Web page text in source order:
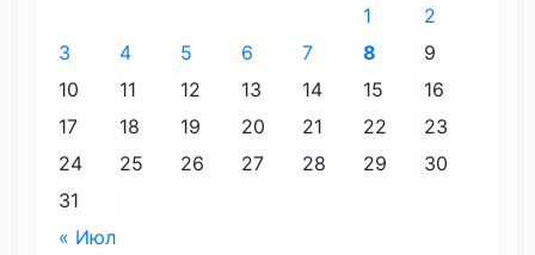
« Июл
1
2
3
4 5 6 7 8
9
10
11 12 13 14 15
16
17
18 19 20 21 22
23
24
25 26 27 28 29
30
31